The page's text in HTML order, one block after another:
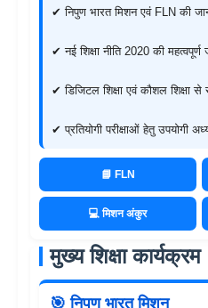
✔ निपुण भारत मिशन एवं FLN की
✔ नई शिक्षा नीति 2020 की महत्वपूर्ण
✔ डिजिटल शिक्षा एवं कौशल शिक्षा से
✔ प्रतियोगी परीक्षाओं हेतु उपयोगी
📘 FLN
💻 मिशन अंकुर
मुख्य शिक्षा कार्यक्रम
🎯 निपुण भारत मिशन